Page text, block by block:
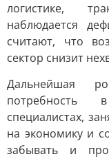
логистике,
наблюдается
считают, что
сектор снизит
Дальнейшая
потребность
специалистах,
на экономику и
забывать и